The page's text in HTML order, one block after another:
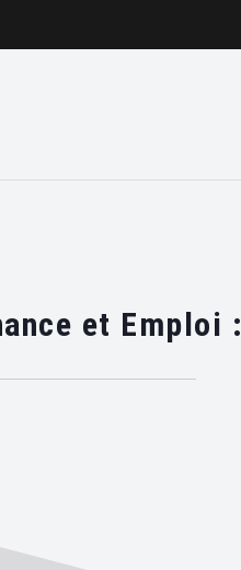
et Emploi :